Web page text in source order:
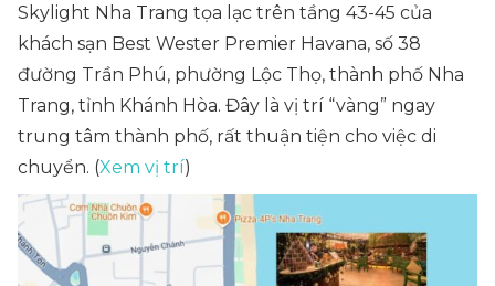
Skylight Nha Trang tọa lạc trên tầng 43-45 của
khách sạn Best Wester Premier Havana, số 38
đường Trần Phú, phường Lộc Thọ, thành phố Nha
Trang, tỉnh Khánh Hòa. Đây là vị trí “vàng” ngay
trung tâm thành phố, rất thuận tiện cho việc di
chuyển. (Xem vị trí)